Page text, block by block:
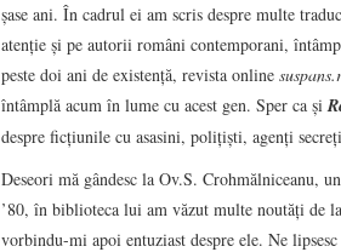
şase ani. În cadrul ei am scris despre multe
atenţie şi pe autorii români contemporani,
peste doi ani de existenţă, revista online
întâmplă acum în lume cu acest gen. Sper ca şi
despre ficţiunile cu asasini, poliţişti, agenţi
Deseori mă gândesc la Ov.S. Crohmălniceanu,
’80, în biblioteca lui am văzut multe noutăţi de
vorbindu-mi apoi entuziast despre ele. Ne